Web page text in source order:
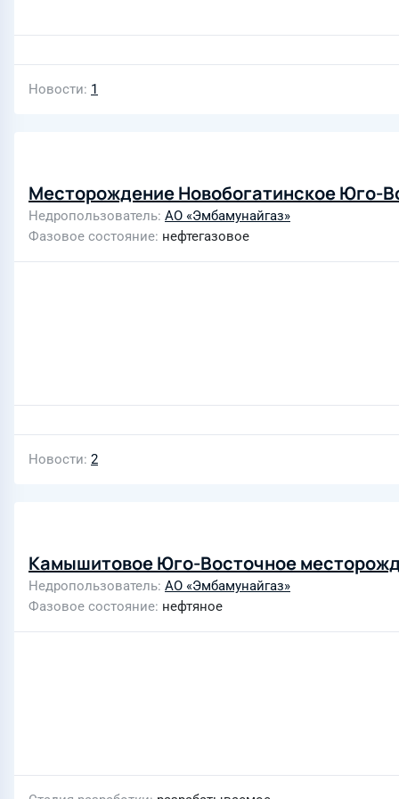
Новости 1
Месторождение Новобогатинское Юго-
Недропользователь АО «Эмбамунайгаз»
Фазовое состояние нефтегазовое
Новости 2
Камышитовое Юго-Восточное
Недропользователь АО «Эмбамунайгаз»
Фазовое состояние нефтяное